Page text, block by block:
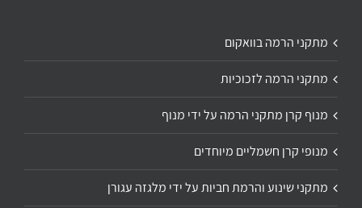
מתקני הרמה בוואקום
מתקני הרמה לזכוכיות
מנוף קרן מתקני הרמה על ידי מנוף
מנופי קרן חשמליים מיוחדים
מתקני שינוע והרמת חביות על ידי מלגזה עגורן